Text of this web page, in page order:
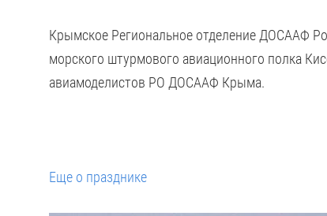
Крымское Региональное отделение ДОСААФ
морского штурмового авиационного полка
авиамоделистов РО ДОСААФ Крыма.
Еще о празднике